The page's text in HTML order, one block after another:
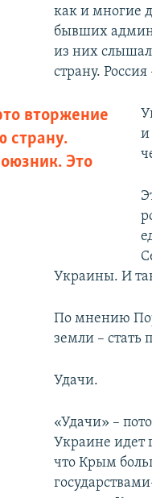
как и многие
бывших
из них
страну.
вторжение
страну.
Это
и
Украины. И
По мнению
земли –
Удачи.
«Удачи» –
Украине идет
что Крым